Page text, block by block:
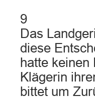
9
Das
diese
hatte
Klägerin
bittet um